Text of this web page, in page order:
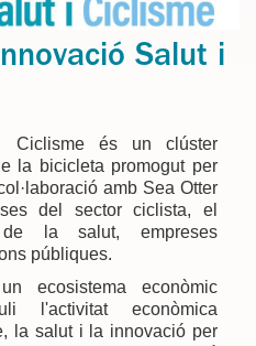
Salut i
Ciclisme és un clúster
la bicicleta promogut per
amb Sea Otter
del sector ciclista, el
la salut, empreses
públiques.
ecosistema econòmic
l'activitat econòmica
la salut i la innovació per